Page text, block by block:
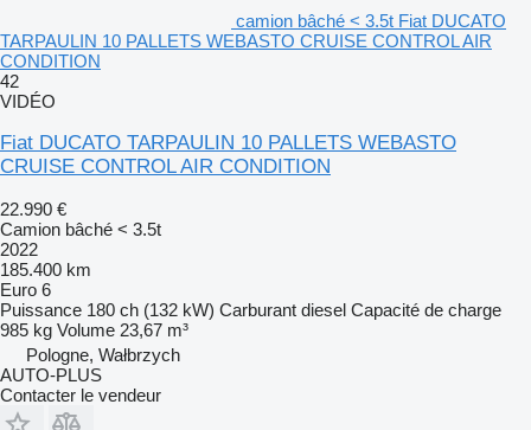
camion bâché < 3.5t Fiat DUCATO
TARPAULIN 10 PALLETS WEBASTO CRUISE CONTROL AIR
CONDITION
42
VIDÉO
Fiat DUCATO TARPAULIN 10 PALLETS WEBASTO
CRUISE CONTROL AIR CONDITION
22.990 €
Camion bâché < 3.5t
2022
185.400 km
Euro 6
Puissance 180 ch (132 kW) Carburant diesel Capacité de charge
985 kg Volume 23,67 m³
Pologne, Wałbrzych
AUTO-PLUS
Contacter le vendeur